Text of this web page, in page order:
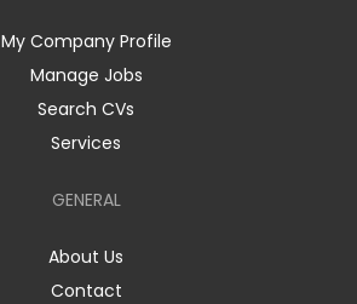
My Company Profile
Manage Jobs
Search CVs
Services
GENERAL
About Us
Contact